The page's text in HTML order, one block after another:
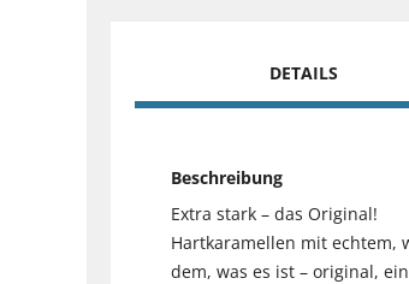
DETAILS
Beschreibung
Extra stark – das Original!
Hartkaramellen mit echtem,
dem, was es ist – original,